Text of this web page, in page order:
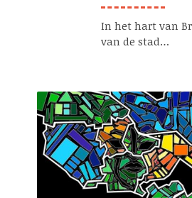
en
rond
In het hart van
van de stad…